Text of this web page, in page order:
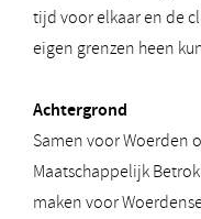
tijd voor elkaar en de
eigen grenzen heen
Achtergrond
Samen voor Woerden
Maatschappelijk
maken voor